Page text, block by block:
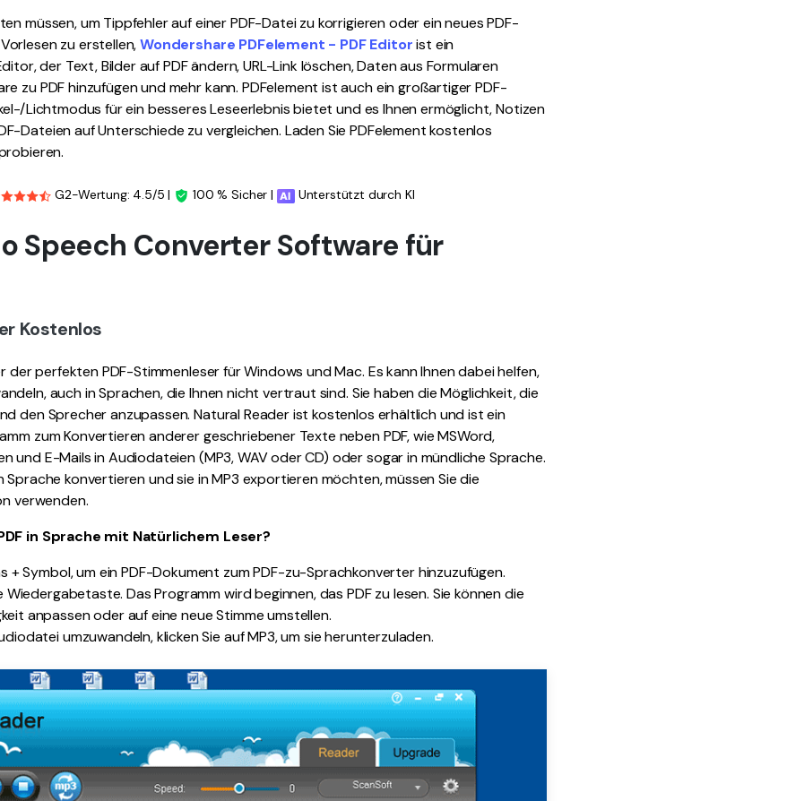
müssen, um Tippfehler auf einer PDF-Datei zu korrigieren oder ein neues PDF-
zu erstellen,Wondershare PDFelement - PDF Editorist ein
der Text, Bilder auf PDF ändern, URL-Link löschen, Daten aus Formularen
zu PDF hinzufügen und mehr kann. PDFelement ist auch ein großartiger PDF-
Lichtmodus für ein besseres Leseerlebnis bietet und es Ihnen ermöglicht, Notizen
Dateien auf Unterschiede zu vergleichen. Laden Sie PDFelement kostenlos
G2-Wertung: 4.5/5 | 100 % Sicher | Unterstützt durch KI
to Speech Converter Software für
Kostenlos
der perfekten PDF-Stimmenleser für Windows und Mac. Es kann Ihnen dabei helfen,
auch in Sprachen, die Ihnen nicht vertraut sind. Sie haben die Möglichkeit, die
den Sprecher anzupassen. Natural Reader ist kostenlos erhältlich und ist ein
zum Konvertieren anderer geschriebener Texte neben PDF, wie MSWord,
und E-Mails in Audiodateien (MP3, WAV oder CD) oder sogar in mündliche Sprache.
Sprache konvertieren und sie in MP3 exportieren möchten, müssen Sie die
verwenden.
in Sprache mit Natürlichem Leser?
+ Symbol, um ein PDF-Dokument zum PDF-zu-Sprachkonverter hinzuzufügen.
Wiedergabetaste. Das Programm wird beginnen, das PDF zu lesen. Sie können die
anpassen oder auf eine neue Stimme umstellen.
umzuwandeln, klicken Sie auf MP3, um sie herunterzuladen.